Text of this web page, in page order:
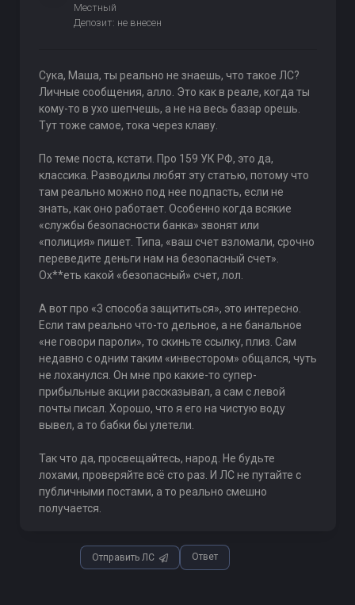
Местный
Депозит: не внесен
Сука, Маша, ты реально не знаешь, что такое ЛС?
Личные сообщения, алло. Это как в реале, когда ты
кому-то в ухо шепчешь, а не на весь базар орешь.
Тут тоже самое, тока через клаву.
По теме поста, кстати. Про 159 УК РФ, это да,
классика. Разводилы любят эту статью, потому что
там реально можно под нее подпасть, если не
знать, как оно работает. Особенно когда всякие
«службы безопасности банка» звонят или
«полиция» пишет. Типа, «ваш счет взломали, срочно
переведите деньги нам на безопасный счет».
Ох**еть какой «безопасный» счет, лол.
А вот про «3 способа защититься», это интересно.
Если там реально что-то дельное, а не банальное
«не говори пароли», то скиньте ссылку, плиз. Сам
недавно с одним таким «инвестором» общался, чуть
не лоханулся. Он мне про какие-то супер-
прибыльные акции рассказывал, а сам с левой
почты писал. Хорошо, что я его на чистую воду
вывел, а то бабки бы улетели.
Так что да, просвещайтесь, народ. Не будьте
лохами, проверяйте всё сто раз. И ЛС не путайте с
публичными постами, а то реально смешно
получается.
Отправить ЛС Ответ